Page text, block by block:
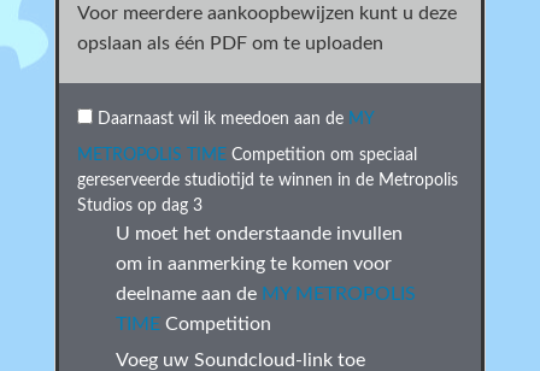
Voor meerdere aankoopbewijzen kunt u deze
opslaan als één PDF om te uploaden
Daarnaast wil ik meedoen aan de MY
METROPOLIS TIMECompetition om speciaal
gereserveerde studiotijd te winnen in de Metropolis
Studios op dag 3
U moet het onderstaande invullen
om in aanmerking te komen voor
deelname aan de MY METROPOLIS
TIMECompetition
Voeg uw Soundcloud-link toe